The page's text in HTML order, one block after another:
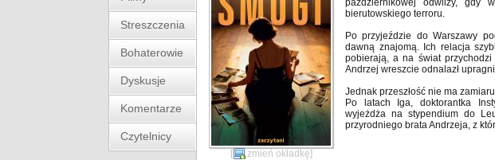
Streszczenia
Bohaterowie
Dyskusje
Komentarze
Czytelnicy
[ zmień okładkę]
październikowej odwilży, gdy
bierutowskiego terroru.
Po przyjeździe do Warszawy
dawną znajomą. Ich relacja
pobierają, a na świat
Andrzej wreszcie odnalazł
Jednak przeszłość nie ma
Po latach Iga, doktorantka
wyjeżdża na stypendium do
przyrodniego brata Andrzeja, z